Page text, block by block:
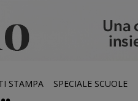
STAMPA SPECIALE SCUOLE